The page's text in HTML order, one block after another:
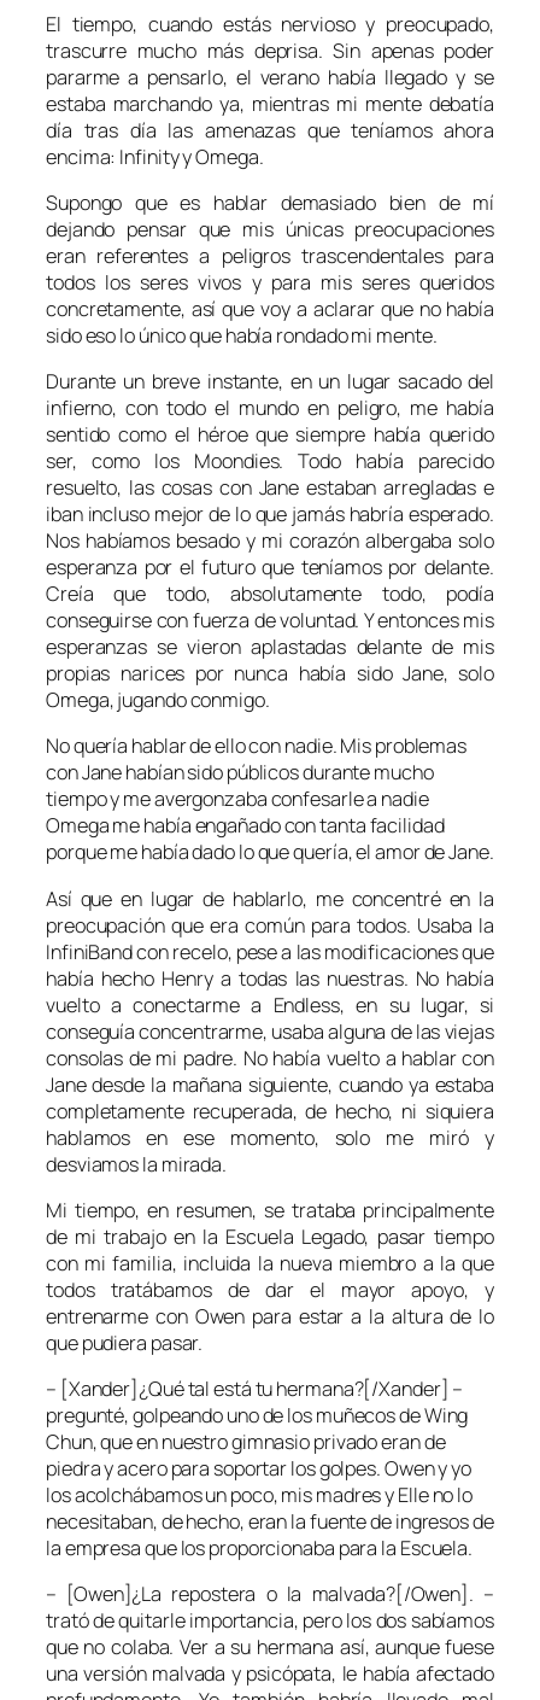
El tiempo, cuando estás nervioso y preocupado,
trascurre mucho más deprisa. Sin apenas poder
pararme a pensarlo, el verano había llegado y se
estaba marchando ya, mientras mi mente debatía
día tras día las amenazas que teníamos ahora
encima: Infinity y Omega.
Supongo que es hablar demasiado bien de mí
dejando pensar que mis únicas preocupaciones
eran referentes a peligros trascendentales para
todos los seres vivos y para mis seres queridos
concretamente, así que voy a aclarar que no había
sido eso lo único que había rondado mi mente.
Durante un breve instante, en un lugar sacado del
infierno, con todo el mundo en peligro, me había
sentido como el héroe que siempre había querido
ser, como los Moondies. Todo había parecido
resuelto, las cosas con Jane estaban arregladas e
iban incluso mejor de lo que jamás habría esperado.
Nos habíamos besado y mi corazón albergaba solo
esperanza por el futuro que teníamos por delante.
Creía que todo, absolutamente todo, podía
conseguirse con fuerza de voluntad. Y entonces mis
esperanzas se vieron aplastadas delante de mis
propias narices por nunca había sido Jane, solo
Omega, jugando conmigo.
No quería hablar de ello con nadie. Mis problemas
con Jane habían sido públicos durante mucho
tiempo y me avergonzaba confesarle a nadie
Omega me había engañado con tanta facilidad
porque me había dado lo que quería, el amor de Jane.
Así que en lugar de hablarlo, me concentré en la
preocupación que era común para todos. Usaba la
InfiniBand con recelo, pese a las modificaciones que
había hecho Henry a todas las nuestras. No había
vuelto a conectarme a Endless, en su lugar, si
conseguía concentrarme, usaba alguna de las viejas
consolas de mi padre. No había vuelto a hablar con
Jane desde la mañana siguiente, cuando ya estaba
completamente recuperada, de hecho, ni siquiera
hablamos en ese momento, solo me miró y
desviamos la mirada.
Mi tiempo, en resumen, se trataba principalmente
de mi trabajo en la Escuela Legado, pasar tiempo
con mi familia, incluida la nueva miembro a la que
todos tratábamos de dar el mayor apoyo, y
entrenarme con Owen para estar a la altura de lo
que pudiera pasar.
– [Xander]¿Qué tal está tu hermana?[/Xander] –
pregunté, golpeando uno de los muñecos de Wing
Chun, que en nuestro gimnasio privado eran de
piedra y acero para soportar los golpes. Owen y yo
los acolchábamos un poco, mis madres y Elle no lo
necesitaban, de hecho, eran la fuente de ingresos de
la empresa que los proporcionaba para la Escuela.
– [Owen]¿La repostera o la malvada?[/Owen]. –
trató de quitarle importancia, pero los dos sabíamos
que no colaba. Ver a su hermana así, aunque fuese
una versión malvada y psicópata, le había afectado